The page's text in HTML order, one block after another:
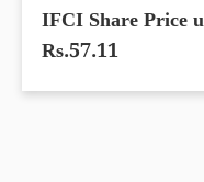
IFCI Share Price
Rs.57.11